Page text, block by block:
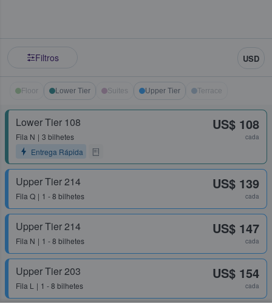
Filtros USD
Floor Lower Tier Suites Upper Tier Terrace
Lower Tier 108
Fila N
3 bilhetes
Entrega Rápida
US$ 108
cada
Upper Tier 214
Fila Q 1 - 8 bilhetes
US$ 139
cada
Upper Tier 214
Fila N 1 - 8 bilhetes
US$ 147
cada
Upper Tier 203
Fila L 1 - 8 bilhetes
US$ 154
cada